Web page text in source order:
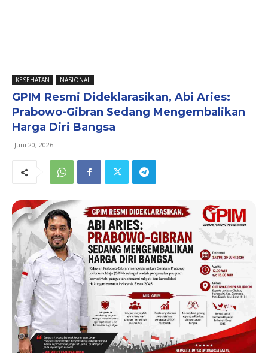
KESEHATAN NASIONAL
GPIM Resmi Dideklarasikan, Abi Aries:
Prabowo-Gibran Sedang Mengembalikan
Harga Diri Bangsa
Juni 20, 2026